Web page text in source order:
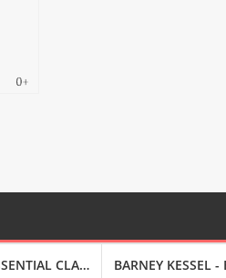
[24-BIT HI-RES] (2025) FLAC
CLASSICS, VOL. 861:
BARNEY KESSEL